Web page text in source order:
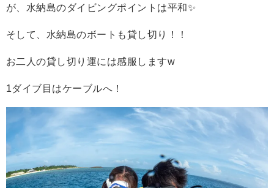
が、水納島のダイビングポイントは平和✨
そして、水納島のボートも貸し切り！！
お二人の貸し切り運には感服しますw
1ダイブ目はケーブルへ！